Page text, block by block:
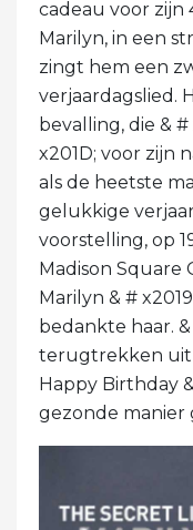
cadeau voor zijn
Marilyn, in een
zingt hem een
verjaardagslied.
bevalling, die & #
x201D; voor zijn
als de heetste
gelukkige
voorstelling, op
Madison Square
Marilyn & #
bedankte haar.
terugtrekken uit
Happy Birthday
gezonde manier